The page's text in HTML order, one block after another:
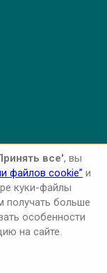
все', вы
файлов cookie” и
куки-файлы
получать больше
особенности
на сайте.